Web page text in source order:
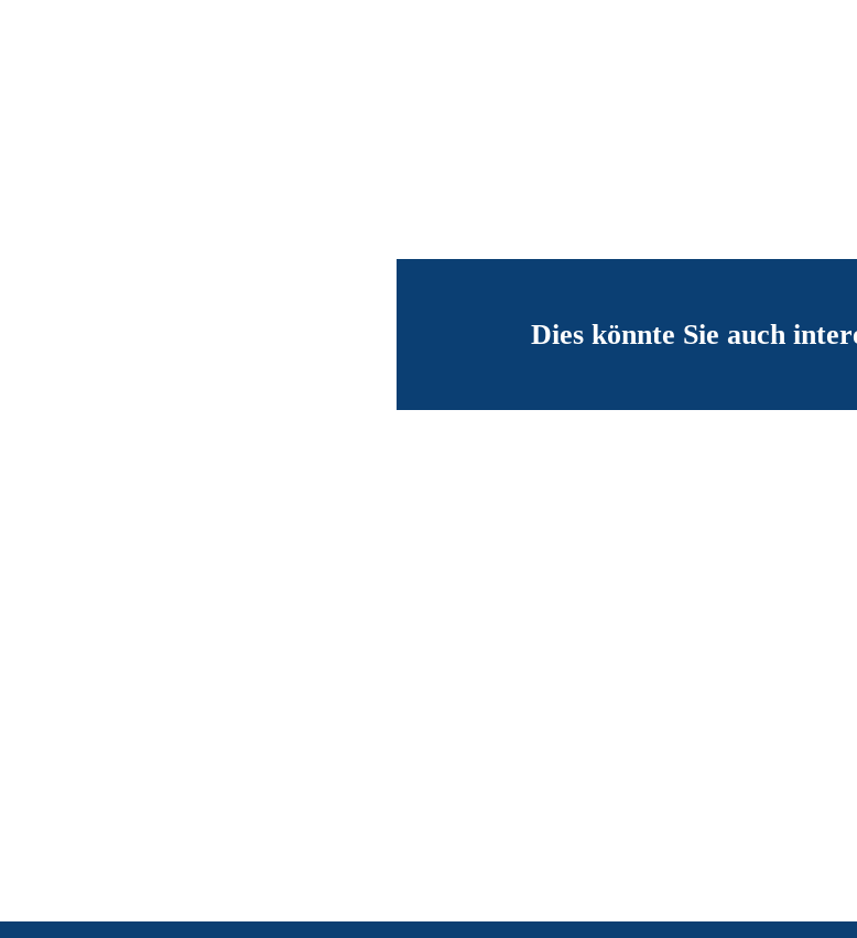
Dies könnte Sie auch